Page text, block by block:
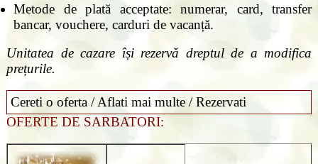
Metode de plată acceptate: numerar, card, transfer
bancar, vouchere, carduri de vacanță.
Unitatea de cazare își rezervă dreptul de a modifica
prețurile.
Cereti o oferta / Aflati mai multe / Rezervati
OFERTE DE SARBATORI: